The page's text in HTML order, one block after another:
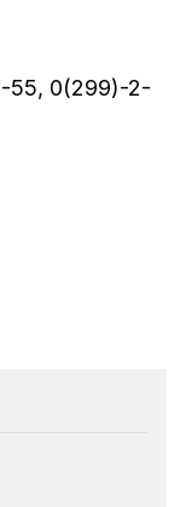
55, 0(299)-2-